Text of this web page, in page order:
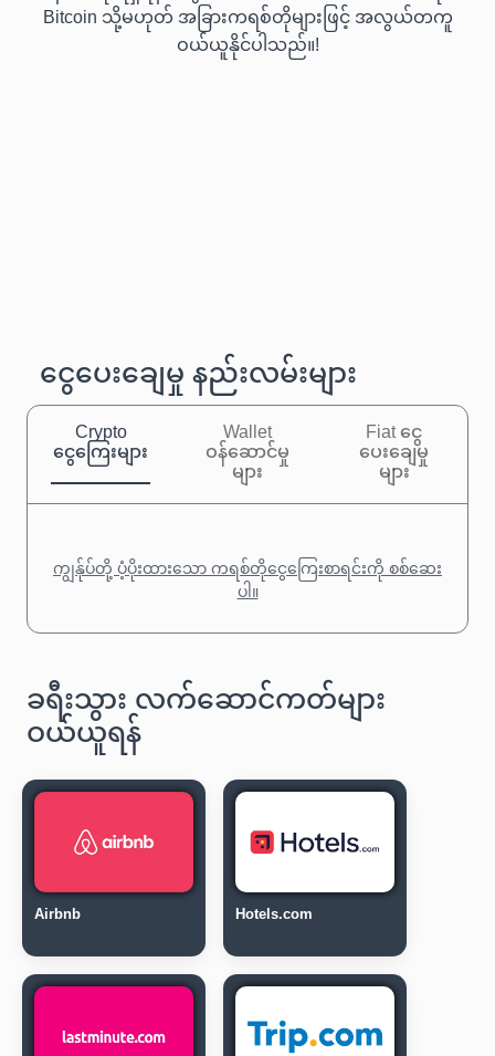
Bitcoin သို့မဟုတ် အခြားကရစ်တိုများဖြင့် အလွယ်တကူ
ဝယ်ယူနိုင်ပါသည်။!
ငွေပေးချေမှု နည်းလမ်းများ
Crypto
ငွေကြေးများ
Wallet
ဝန်ဆောင်မှု
များ
Fiat ငွေ
ပေးချေမှု
များ
ကျွန်ုပ်တို့ ပံ့ပိုးထားသော ကရစ်တိုငွေကြေးစာရင်းကို စစ်ဆေး
ပါ။
ခရီးသွား လက်ဆောင်ကတ်များ
ဝယ်ယူရန်
Airbnb Hotels.com